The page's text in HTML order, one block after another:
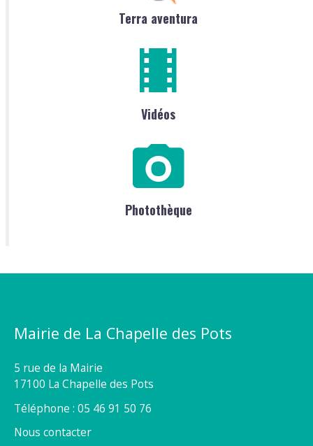
Terra aventura
Vidéos
Photothèque
Mairie de La Chapelle des Pots
5 rue de la Mairie
17100 La Chapelle des Pots
Téléphone : 05 46 91 50 76
Nous contacter